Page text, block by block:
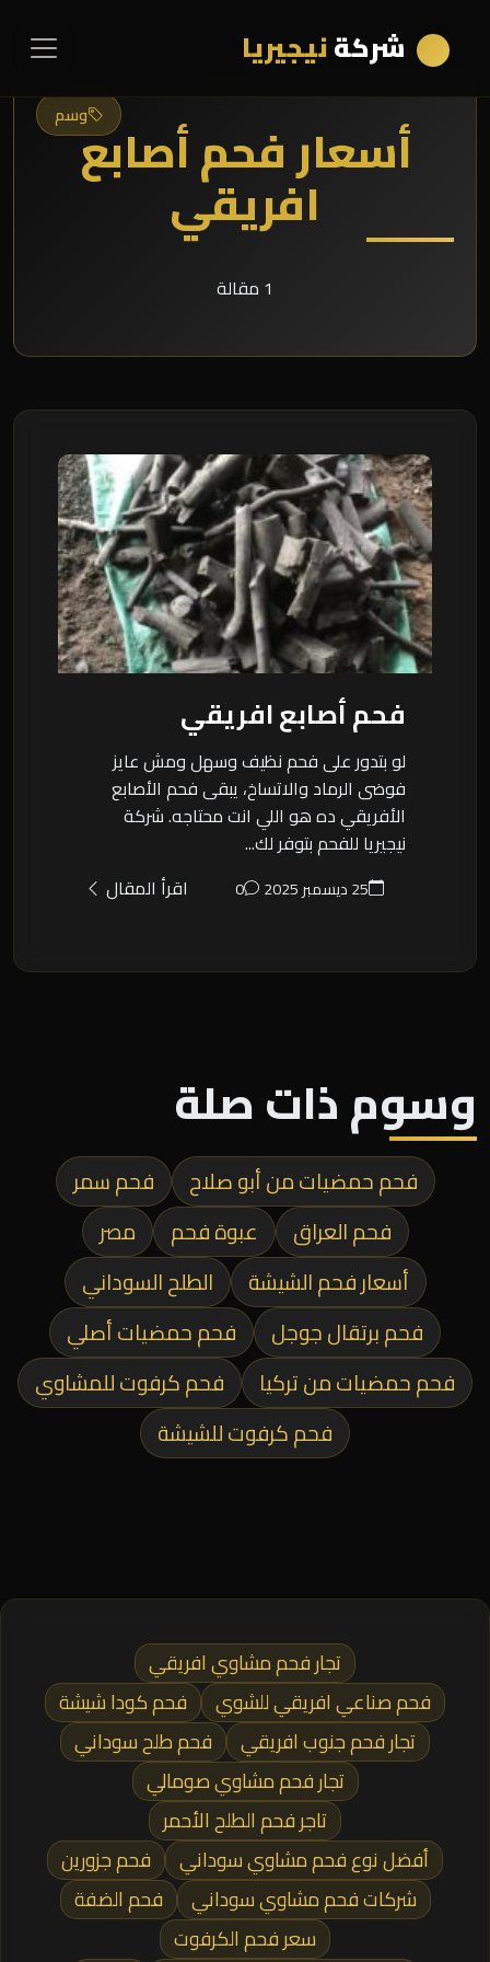
شركةنيجيريا
وسمأسعار فحم أصابع
افريقي
1 مقالة
فحم أصابع افريقي
لو بتدور على فحم نظيف وسهل ومش عايز
فوضى الرماد والاتساخ، يبقى فحم الأصابع
الأفريقي ده هو اللي انت محتاجه. شركة
نيجيريا للفحم بتوفر لك...
25 ديسمبر 2025 0 اقرأ المقال
وسوم ذات صلة
فحم حمضيات من أبو صلاح
فحم سمر
فحم العراق
عبوة فحم
مصر
أسعار فحم الشيشة
الطلح السوداني
فحم برتقال جوجل
فحم حمضيات أصلي
فحم حمضيات من تركيا
فحم كرفوت للمشاوي
فحم كرفوت للشيشة
تجار فحم مشاوي افريقي
فحم صناعي افريقي للشوي
فحم كودا شيشة
تجار فحم جنوب افريقي
فحم طلح سوداني
تجار فحم مشاوي صومالي
تاجر فحم الطلح الأحمر
أفضل نوع فحم مشاوي سوداني
فحم جزورين
شركات فحم مشاوي سوداني
فحم الضفة
سعر فحم الكرفوت